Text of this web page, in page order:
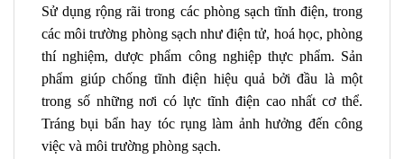
Sử dụng rộng rãi trong các phòng sạch tĩnh điện, trong
các môi trường phòng sạch như điện tử, hoá học, phòng
thí nghiệm, dược phẩm công nghiệp thực phẩm. Sản
phẩm giúp chống tĩnh điện hiệu quả bởi đầu là một
trong số những nơi có lực tĩnh điện cao nhất cơ thể.
Tráng bụi bẩn hay tóc rụng làm ảnh hưởng đến công
việc và môi trường phòng sạch.